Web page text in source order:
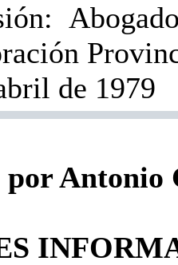
de 1979
Antonio